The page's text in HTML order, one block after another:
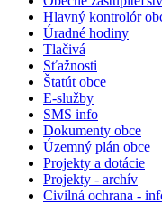
Hlavný kontrolór
Úradné hodiny
Tlačivá
Sťažnosti
Štatút obce
E-služby
SMS info
Dokumenty obce
Územný plán obce
Projekty a dotácie
Projekty - archív
Civilná ochrana -